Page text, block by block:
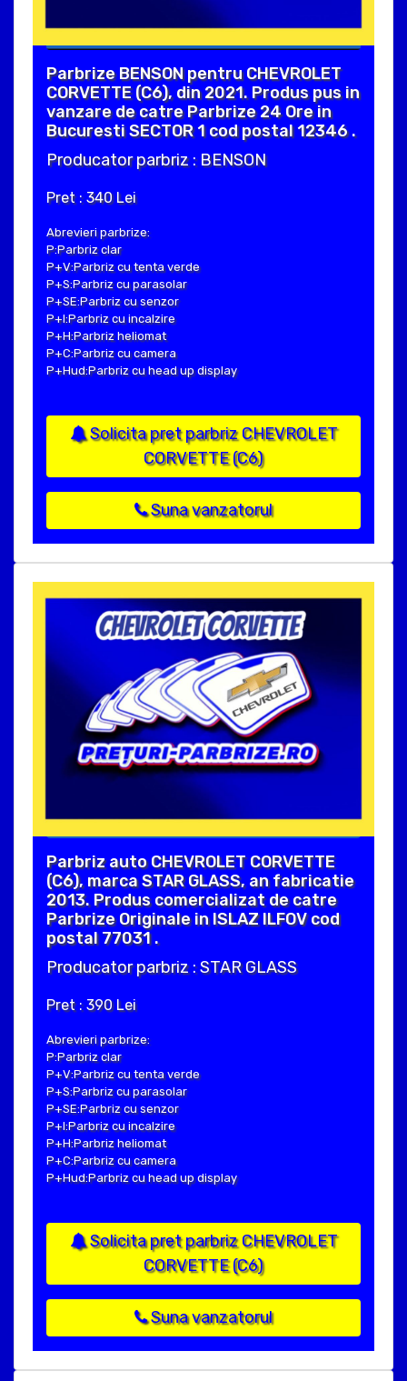
Parbrize BENSON pentru CHEVROLET
CORVETTE (C6), din 2021. Produs pus in
vanzare de catre Parbrize 24 Ore in
Bucuresti SECTOR 1 cod postal 12346 .
Producator parbriz : BENSON
Pret : 340 Lei
Abrevieri parbrize:
P:Parbriz clar
P+V:Parbriz cu tenta verde
P+S:Parbriz cu parasolar
P+SE:Parbriz cu senzor
P+I:Parbriz cu incalzire
P+H:Parbriz heliomat
P+C:Parbriz cu camera
P+Hud:Parbriz cu head up display
Solicita pret parbriz CHEVROLET
CORVETTE (C6)
Suna vanzatorul
Parbriz auto CHEVROLET CORVETTE
(C6), marca STAR GLASS, an fabricatie
2013. Produs comercializat de catre
Parbrize Originale in ISLAZ ILFOV cod
postal 77031 .
Producator parbriz : STAR GLASS
Pret : 390 Lei
Abrevieri parbrize:
P:Parbriz clar
P+V:Parbriz cu tenta verde
P+S:Parbriz cu parasolar
P+SE:Parbriz cu senzor
P+I:Parbriz cu incalzire
P+H:Parbriz heliomat
P+C:Parbriz cu camera
P+Hud:Parbriz cu head up display
Solicita pret parbriz CHEVROLET
CORVETTE (C6)
Suna vanzatorul